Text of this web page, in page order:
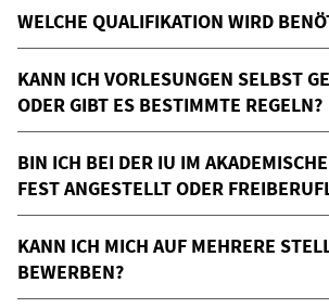
WELCHE QUALIFIKATION WIRD
KANN ICH VORLESUNGEN SELBST
ODER GIBT ES BESTIMMTE REGELN?
BIN ICH BEI DER IU IM
FEST ANGESTELLT ODER
KANN ICH MICH AUF MEHRERE
BEWERBEN?